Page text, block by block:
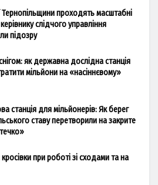
Тернопільщини проходять масштабні
слідчого управління
підозру
як державна дослідна станція
мільйони на «насіннєвому»
станція для мільйонерів: Як берег
ставу перетворили на закрите
кросівки при роботі зі сходами та на